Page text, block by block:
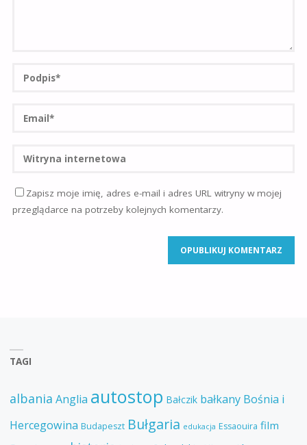
Zapisz moje imię, adres e-mail i adres URL witryny w mojej
przeglądarce na potrzeby kolejnych komentarzy.
TAGI
albania Anglia autostop Bałczik bałkany Bośnia i
Hercegowina Budapeszt Bułgaria edukacja Essaouira film